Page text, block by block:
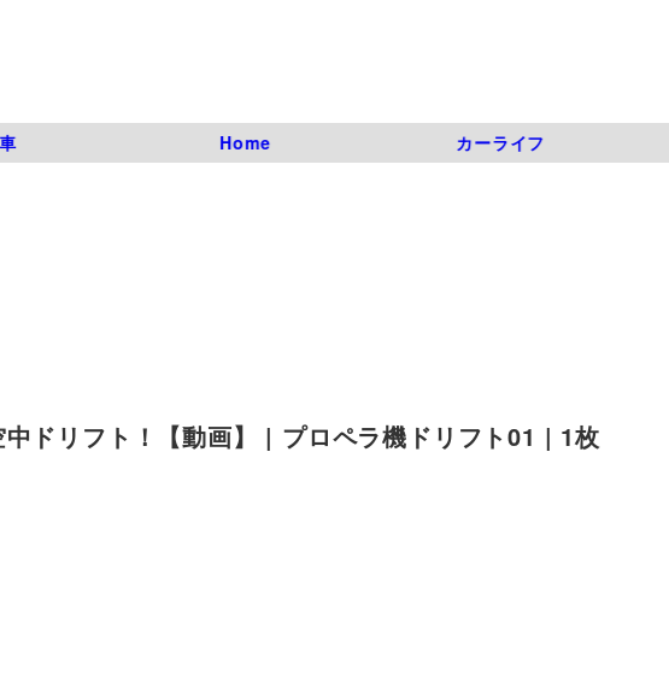
Home カーライフ
ドリフト！【動画】 | プロペラ機ドリフト01 | 1枚